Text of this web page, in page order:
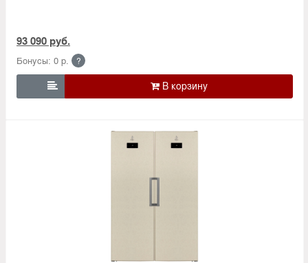
93 090 руб.
Бонусы: 0 р. ?
